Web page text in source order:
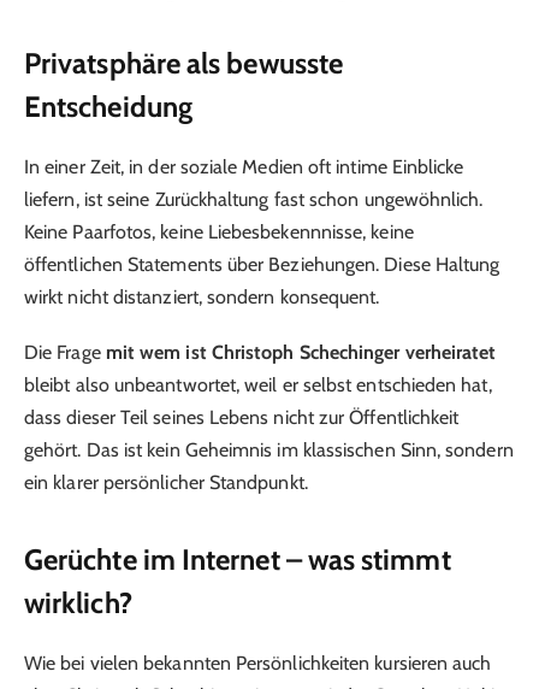
Privatsphäre als bewusste
Entscheidung
In einer Zeit, in der soziale Medien oft intime Einblicke
liefern, ist seine Zurückhaltung fast schon ungewöhnlich.
Keine Paarfotos, keine Liebesbekennnisse, keine
öffentlichen Statements über Beziehungen. Diese Haltung
wirkt nicht distanziert, sondern konsequent.
Die Frage mit wem ist Christoph Schechinger verheiratet
bleibt also unbeantwortet, weil er selbst entschieden hat,
dass dieser Teil seines Lebens nicht zur Öffentlichkeit
gehört. Das ist kein Geheimnis im klassischen Sinn, sondern
ein klarer persönlicher Standpunkt.
Gerüchte im Internet – was stimmt
wirklich?
Wie bei vielen bekannten Persönlichkeiten kursieren auch